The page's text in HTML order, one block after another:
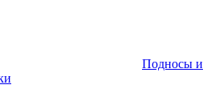
Подносы и